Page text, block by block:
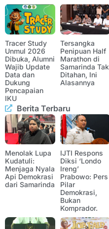
Tracer Study
Unmul 2026
Dibuka, Alumni
Wajib Update
Data dan
Dukung
Pencapaian
IKU
Tersangka
Penipuan Half
Marathon di
Samarinda Tak
Ditahan, Ini
Alasannya
Berita Terbaru
Menolak Lupa
Kudatuli:
Menjaga Nyala
Api Demokrasi
dari Samarinda
IJTI Respons
Diksi ‘Londo
Ireng’
Prabowo: Pers
Pilar
Demokrasi,
Bukan
Komprador.